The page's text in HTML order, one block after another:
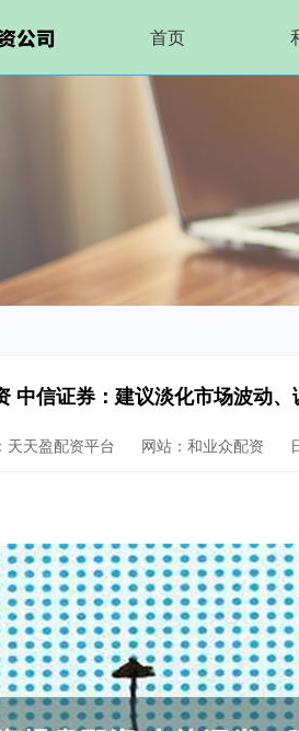
首页
中信证券：建议淡化市场波动
天天盈配资平台 网站：和业众配资